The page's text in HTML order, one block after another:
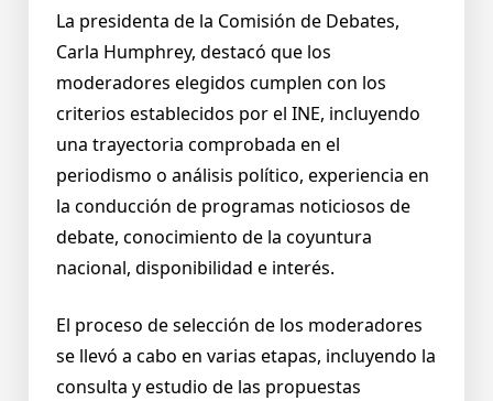
La presidenta de la Comisión de Debates,
Carla Humphrey, destacó que los
moderadores elegidos cumplen con los
criterios establecidos por el INE, incluyendo
una trayectoria comprobada en el
periodismo o análisis político, experiencia en
la conducción de programas noticiosos de
debate, conocimiento de la coyuntura
nacional, disponibilidad e interés.
El proceso de selección de los moderadores
se llevó a cabo en varias etapas, incluyendo la
consulta y estudio de las propuestas